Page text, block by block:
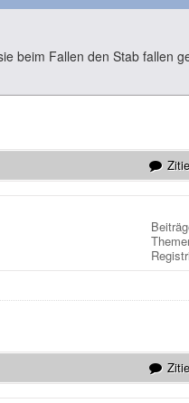
beim Fallen den Stab fallen